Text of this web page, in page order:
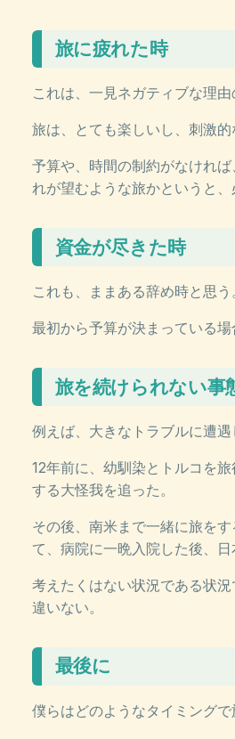
旅に疲れた時
これは、一見ネガティブな理
旅は、とても楽しいし、刺激的
予算や、時間の制約がなけれ
れが望むような旅かというと
資金が尽きた時
これも、ままある辞め時と思う
最初から予算が決まっている場
旅を続けられない事
例えば、大きなトラブルに遭遇
12年前に、幼馴染とトルコを
する大怪我を追った。
その後、南米まで一緒に旅を
て、病院に一晩入院した後、
考えたくはない状況である状
違いない。
最後に
僕らはどのようなタイミングで